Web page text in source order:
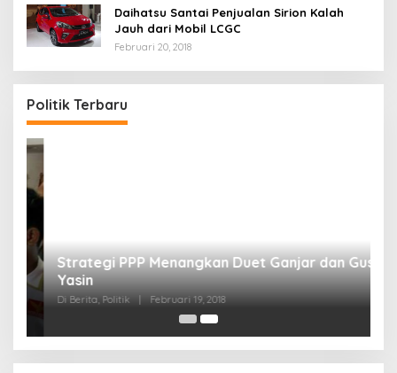
Daihatsu Santai Penjualan Sirion Kalah
Jauh dari Mobil LCGC
Februari 20, 2018
Politik Terbaru
Strategi PPP Menangkan Duet Ganjar dan Gus
Yasin
Di Berita, Politik | Februari 19, 2018